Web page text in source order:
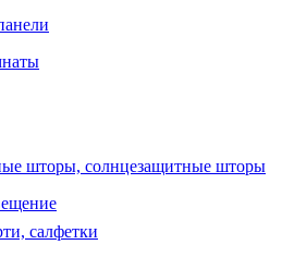
шторы, солнцезащитные шторы
салфетки